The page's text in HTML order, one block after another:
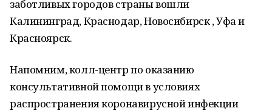
заботливых городов страны вошли
Калининград, Краснодар, Новосибирск , Уфа и
Красноярск.
Напомним, колл-центр по оказанию
консультативной помощи в условиях
распространения коронавирусной инфекции